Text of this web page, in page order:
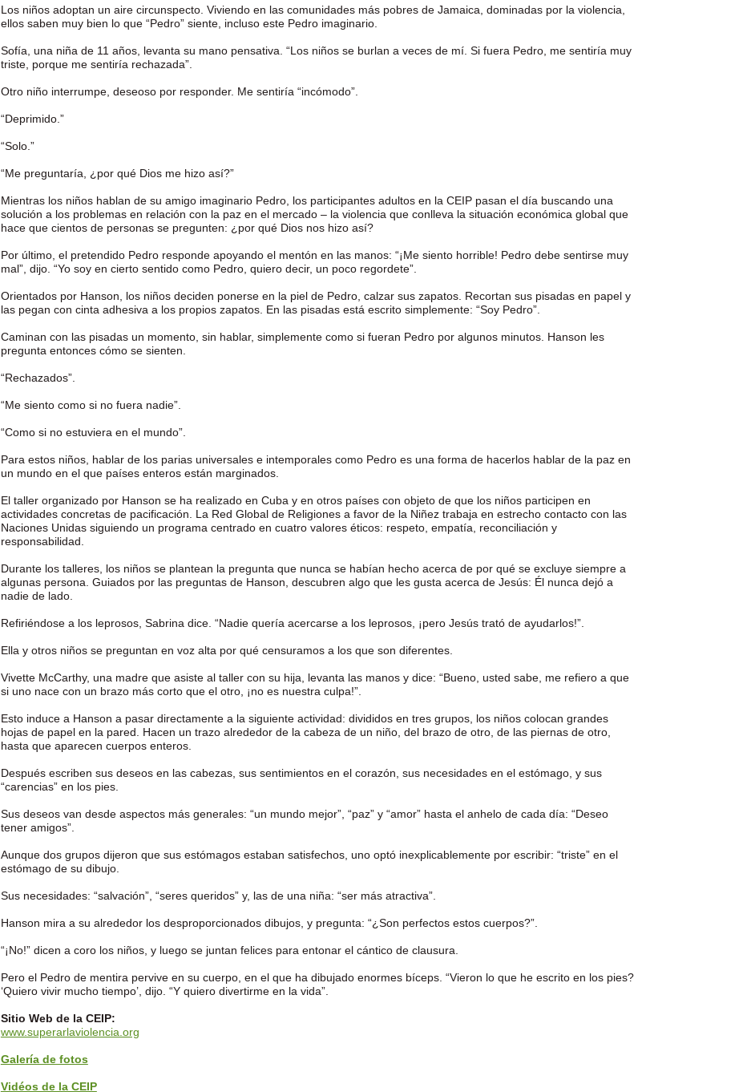
Los niños adoptan un aire circunspecto. Viviendo en las comunidades más pobres de Jamaica, dominadas por la violencia,
ellos saben muy bien lo que “Pedro” siente, incluso este Pedro imaginario.
Sofía, una niña de 11 años, levanta su mano pensativa. “Los niños se burlan a veces de mí. Si fuera Pedro, me sentiría muy
triste, porque me sentiría rechazada”.
Otro niño interrumpe, deseoso por responder. Me sentiría “incómodo”.
“Deprimido.”
“Solo.”
“Me preguntaría, ¿por qué Dios me hizo así?”
Mientras los niños hablan de su amigo imaginario Pedro, los participantes adultos en la CEIP pasan el día buscando una
solución a los problemas en relación con la paz en el mercado – la violencia que conlleva la situación económica global que
hace que cientos de personas se pregunten: ¿por qué Dios nos hizo así?
Por último, el pretendido Pedro responde apoyando el mentón en las manos: “¡Me siento horrible! Pedro debe sentirse muy
mal”, dijo. “Yo soy en cierto sentido como Pedro, quiero decir, un poco regordete”.
Orientados por Hanson, los niños deciden ponerse en la piel de Pedro, calzar sus zapatos. Recortan sus pisadas en papel y
las pegan con cinta adhesiva a los propios zapatos. En las pisadas está escrito simplemente: “Soy Pedro”.
Caminan con las pisadas un momento, sin hablar, simplemente como si fueran Pedro por algunos minutos. Hanson les
pregunta entonces cómo se sienten.
“Rechazados”.
“Me siento como si no fuera nadie”.
“Como si no estuviera en el mundo”.
Para estos niños, hablar de los parias universales e intemporales como Pedro es una forma de hacerlos hablar de la paz en
un mundo en el que países enteros están marginados.
El taller organizado por Hanson se ha realizado en Cuba y en otros países con objeto de que los niños participen en
actividades concretas de pacificación. La Red Global de Religiones a favor de la Niñez trabaja en estrecho contacto con las
Naciones Unidas siguiendo un programa centrado en cuatro valores éticos: respeto, empatía, reconciliación y
responsabilidad.
Durante los talleres, los niños se plantean la pregunta que nunca se habían hecho acerca de por qué se excluye siempre a
algunas persona. Guiados por las preguntas de Hanson, descubren algo que les gusta acerca de Jesús: Él nunca dejó a
nadie de lado.
Refiriéndose a los leprosos, Sabrina dice. “Nadie quería acercarse a los leprosos, ¡pero Jesús trató de ayudarlos!”.
Ella y otros niños se preguntan en voz alta por qué censuramos a los que son diferentes.
Vivette McCarthy, una madre que asiste al taller con su hija, levanta las manos y dice: “Bueno, usted sabe, me refiero a que
si uno nace con un brazo más corto que el otro, ¡no es nuestra culpa!”.
Esto induce a Hanson a pasar directamente a la siguiente actividad: divididos en tres grupos, los niños colocan grandes
hojas de papel en la pared. Hacen un trazo alrededor de la cabeza de un niño, del brazo de otro, de las piernas de otro,
hasta que aparecen cuerpos enteros.
Después escriben sus deseos en las cabezas, sus sentimientos en el corazón, sus necesidades en el estómago, y sus
“carencias” en los pies.
Sus deseos van desde aspectos más generales: “un mundo mejor”, “paz” y “amor” hasta el anhelo de cada día: “Deseo
tener amigos”.
Aunque dos grupos dijeron que sus estómagos estaban satisfechos, uno optó inexplicablemente por escribir: “triste” en el
estómago de su dibujo.
Sus necesidades: “salvación”, “seres queridos” y, las de una niña: “ser más atractiva”.
Hanson mira a su alrededor los desproporcionados dibujos, y pregunta: “¿Son perfectos estos cuerpos?”.
“¡No!” dicen a coro los niños, y luego se juntan felices para entonar el cántico de clausura.
Pero el Pedro de mentira pervive en su cuerpo, en el que ha dibujado enormes bíceps. “Vieron lo que he escrito en los pies?
‘Quiero vivir mucho tiempo’, dijo. “Y quiero divertirme en la vida”.
Sitio Web de la CEIP:
www.superarlaviolencia.org
Galería de fotos
Vidéos de la CEIP